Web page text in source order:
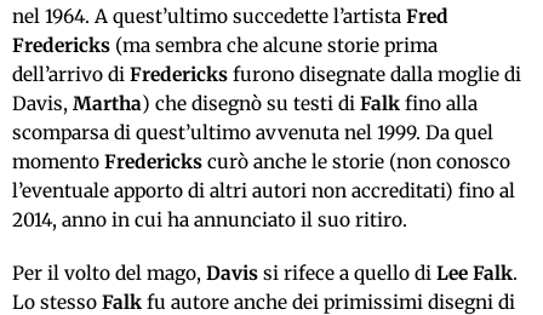
nel 1964. A quest’ultimo succedette l’artista Fred
Fredericks (ma sembra che alcune storie prima
dell’arrivo di Fredericks furono disegnate dalla moglie di
Davis, Martha) che disegnò su testi di Falk fino alla
scomparsa di quest’ultimo avvenuta nel 1999. Da quel
momento Fredericks curò anche le storie (non conosco
l’eventuale apporto di altri autori non accreditati) fino al
2014, anno in cui ha annunciato il suo ritiro.
Per il volto del mago, Davis si rifece a quello di Lee Falk.
Lo stesso Falk fu autore anche dei primissimi disegni di